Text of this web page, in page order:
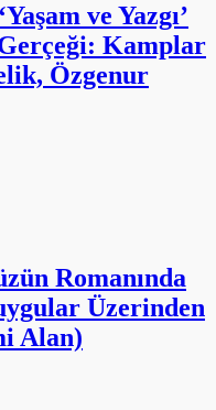
ve Yazgı’
Kamplar
Özgenur
Romanında
Üzerinden
Alan)